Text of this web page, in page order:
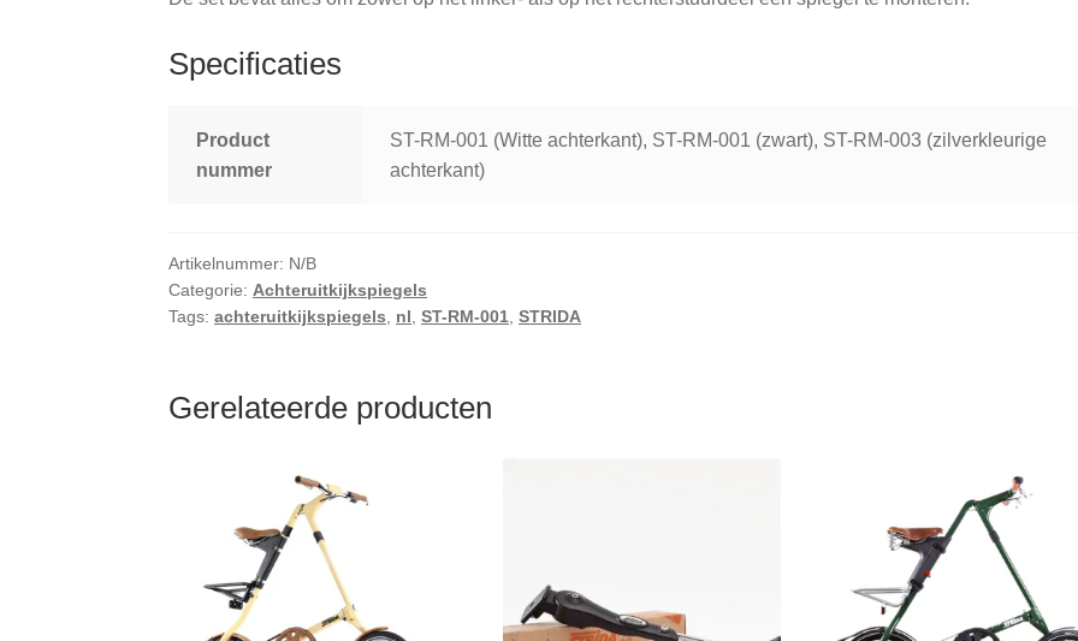
Specificaties
Product
nummer
ST-RM-001 (Witte achterkant), ST-RM-001 (zwart), ST-RM-003 (zilverkleurige
achterkant)
Artikelnummer: N/B
Categorie: Achteruitkijkspiegels
Tags:achteruitkijkspiegels nl ,ST-RM-001 ,STRIDA
Gerelateerde producten